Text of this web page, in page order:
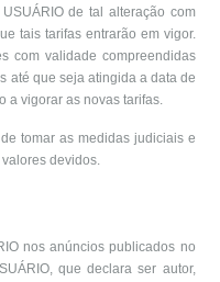
de tal alteração com
tais tarifas entrarão em vigor.
com validade compreendidas
até que seja atingida a data de
a vigorar as novas tarifas.
tomar as medidas judiciais e
devidos.
nos anúncios publicados no
que declara ser autor,